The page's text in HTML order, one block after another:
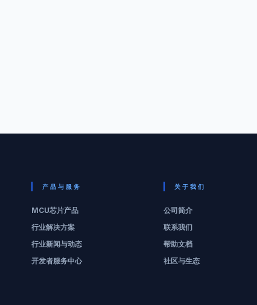
产品与服务
MCU芯片产品
行业解决方案
行业新闻与动态
开发者服务中心
关于我们
公司简介
联系我们
帮助文档
社区与生态